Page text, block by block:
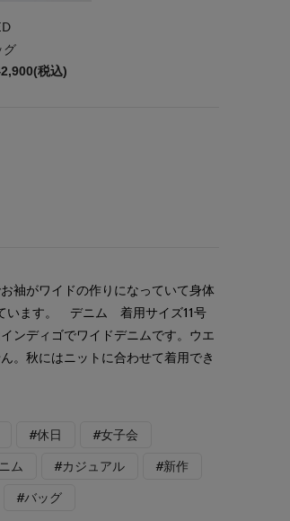
グ
税込)
がワイドの作りになっていて身体
います。 デニム 着用サイズ11号
ンディゴでワイドデニムです。ウエ
。秋にはニットに合わせて着用でき
#休日 #女子会
ム #カジュアル #新作
#バッグ